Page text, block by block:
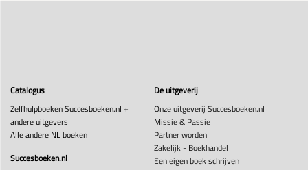
Catalogus
Zelfhulpboeken Succesboeken.nl +
andere uitgevers
Alle andere NL boeken
Succesboeken.nl
De uitgeverij
Onze uitgeverij Succesboeken.nl
Missie & Passie
Partner worden
Zakelijk - Boekhandel
Een eigen boek schrijven